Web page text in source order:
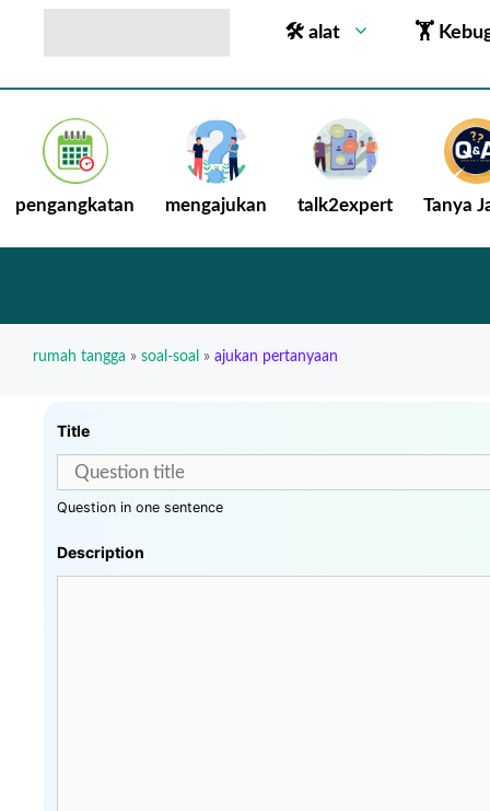
🛠 alat 🏋
pengangkatan mengajukan talk2expert Tanya
rumah tangga » soal-soal » ajukan pertanyaan
Title
Question in one sentence
Description